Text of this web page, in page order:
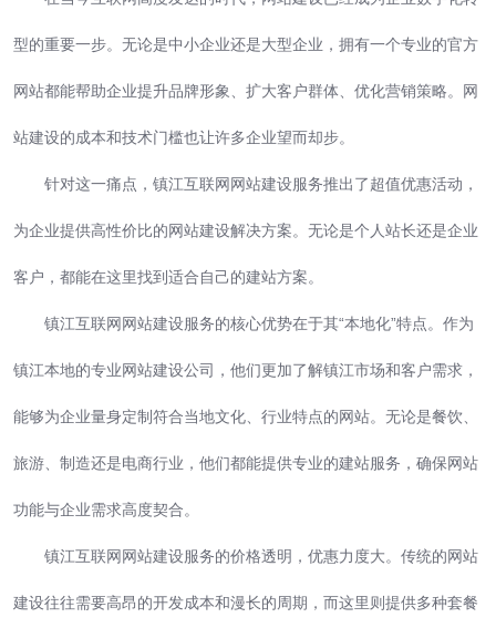
型的重要一步。无论是中小企业还是大型企业，拥有一个专业的官方
网站都能帮助企业提升品牌形象、扩大客户群体、优化营销策略。网
站建设的成本和技术门槛也让许多企业望而却步。
针对这一痛点，镇江互联网网站建设服务推出了超值优惠活动，
为企业提供高性价比的网站建设解决方案。无论是个人站长还是企业
客户，都能在这里找到适合自己的建站方案。
镇江互联网网站建设服务的核心优势在于其“本地化”特点。作为
镇江本地的专业网站建设公司，他们更加了解镇江市场和客户需求，
能够为企业量身定制符合当地文化、行业特点的网站。无论是餐饮、
旅游、制造还是电商行业，他们都能提供专业的建站服务，确保网站
功能与企业需求高度契合。
镇江互联网网站建设服务的价格透明，优惠力度大。传统的网站
建设往往需要高昂的开发成本和漫长的周期，而这里则提供多种套餐